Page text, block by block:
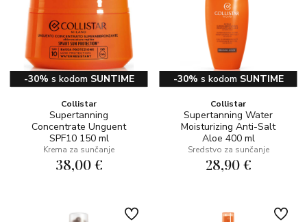
-30% s kodom SUNTIME
Collistar
Supertanning
Concentrate Unguent
SPF10 150 ml
Krema za sunčanje
38,00 €
-30% s kodom SUNTIME
Collistar
Supertanning Water
Moisturizing Anti-Salt
Aloe 400 ml
Sredstvo za sunčanje
28,90 €